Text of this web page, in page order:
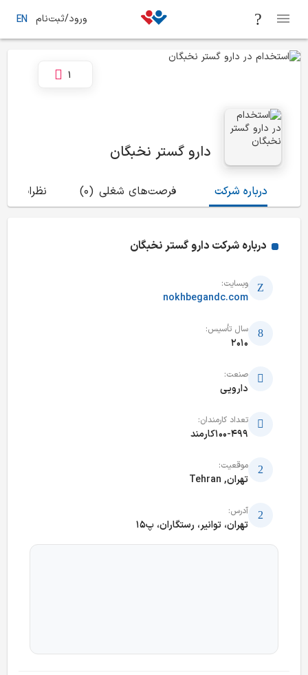
ورود/ثبت‌نام EN
دارو گستر نخبگان
1
درباره شرکت (0) فرصت‌های شغلی نظرات
درباره شرکت دارو گستر نخبگان
وبسایت:
nokhbegandc.com
سال تأسیس:
2010
صنعت:
دارویی
تعداد کارمندان:
100-499کارمند
موقعیت:
تهران, Tehran
آدرس:
تهران، توانیر، رستگاران، پ15